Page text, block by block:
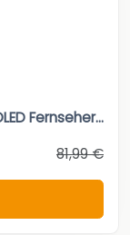
Fernseher...
81,99 €